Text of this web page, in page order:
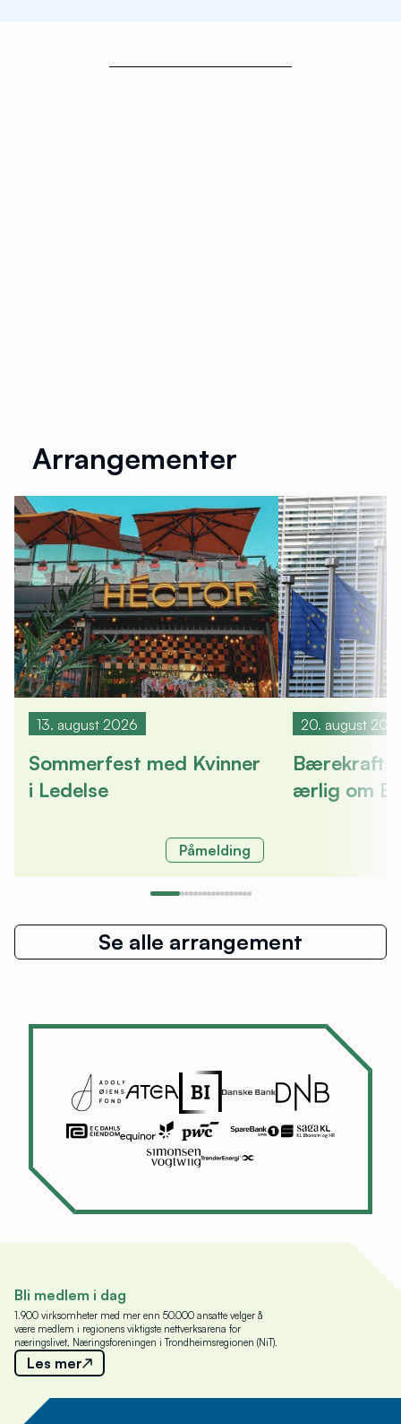
Arrangementer
13. august 2026
Sommerfest med Kvinner
i Ledelse
Påmelding
20. august
ærlig om
Se alle arrangement
Bli medlem i dag
1.900 virksomheter med mer enn 50.000 ansatte velger å
være medlem i regionens viktigste nettverksarena for
næringslivet, Næringsforeningen i Trondheimsregionen (NiT).
Les mer